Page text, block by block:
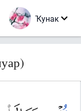
Ҡунак